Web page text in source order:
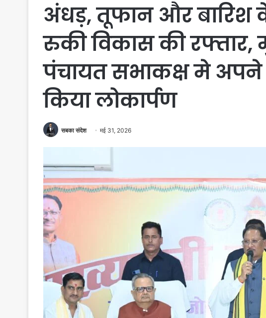
अंधड़, तूफान और बारिश
रुकी विकास की रफ्तार,
पंचायत सभाकक्ष मे अपने
किया लोकार्पण
सबका संदेश मई 31, 2026